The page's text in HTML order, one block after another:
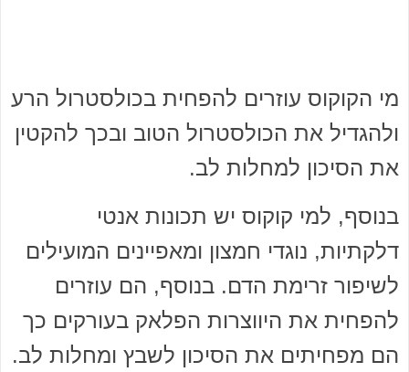
מי הקוקוס עוזרים להפחית בכולסטרול הרע
ולהגדיל את הכולסטרול הטוב ובכך להקטין
את הסיכון למחלות לב.
בנוסף, למי קוקוס יש תכונות אנטי
דלקתיות, נוגדי חמצון ומאפיינים המועילים
לשיפור זרימת הדם. בנוסף, הם עוזרים
להפחית את היווצרות הפלאק בעורקים כך
הם מפחיתים את הסיכון לשבץ ומחלות לב.